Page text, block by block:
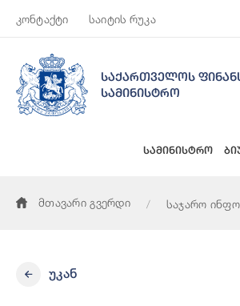
კონტაქტი საიტის რუკა
საქართველოს
სამინისტრო
სამინისტრო
მთავარი გვერდი საჯარო
უკან